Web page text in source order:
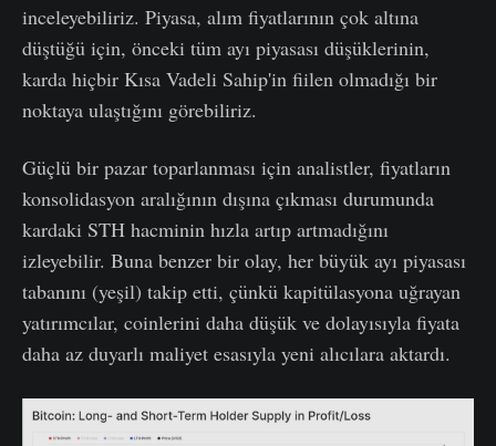
inceleyebiliriz. Piyasa, alım fiyatlarının çok altına
düştüğü için, önceki tüm ayı piyasası düşüklerinin,
karda hiçbir Kısa Vadeli Sahip'in fiilen olmadığı bir
noktaya ulaştığını görebiliriz.
Güçlü bir pazar toparlanması için analistler, fiyatların
konsolidasyon aralığının dışına çıkması durumunda
kardaki STH hacminin hızla artıp artmadığını
izleyebilir. Buna benzer bir olay, her büyük ayı piyasası
tabanını (yeşil) takip etti, çünkü kapitülasyona uğrayan
yatırımcılar, coinlerini daha düşük ve dolayısıyla fiyata
daha az duyarlı maliyet esasıyla yeni alıcılara aktardı.